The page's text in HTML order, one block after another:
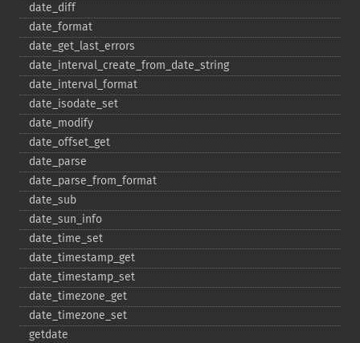
date_​diff
date_​format
date_​get_​last_​errors
date_​interval_​create_​from_​date_​string
date_​interval_​format
date_​isodate_​set
date_​modify
date_​offset_​get
date_​parse
date_​parse_​from_​format
date_​sub
date_​sun_​info
date_​time_​set
date_​timestamp_​get
date_​timestamp_​set
date_​timezone_​get
date_​timezone_​set
getdate